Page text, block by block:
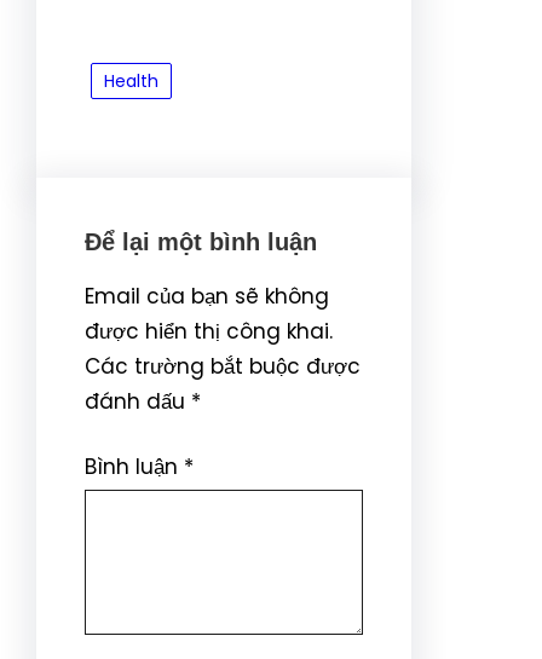
Health
Để lại một bình luận
Email của bạn sẽ không
được hiển thị công khai.
Các trường bắt buộc được
đánh dấu *
Bình luận *